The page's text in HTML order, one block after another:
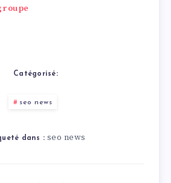
Catégorisé:
seo news
dans : seo news